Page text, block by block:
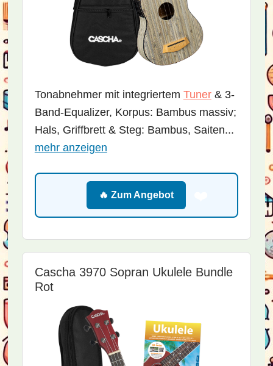
Tonabnehmer mit integriertem Tuner& 3-
Band-Equalizer, Korpus: Bambus massiv;
Hals, Griffbrett & Steg: Bambus, Saiten...
mehr anzeigen
🔥 Zum Angebot
Cascha 3970 Sopran Ukulele Bundle
Rot